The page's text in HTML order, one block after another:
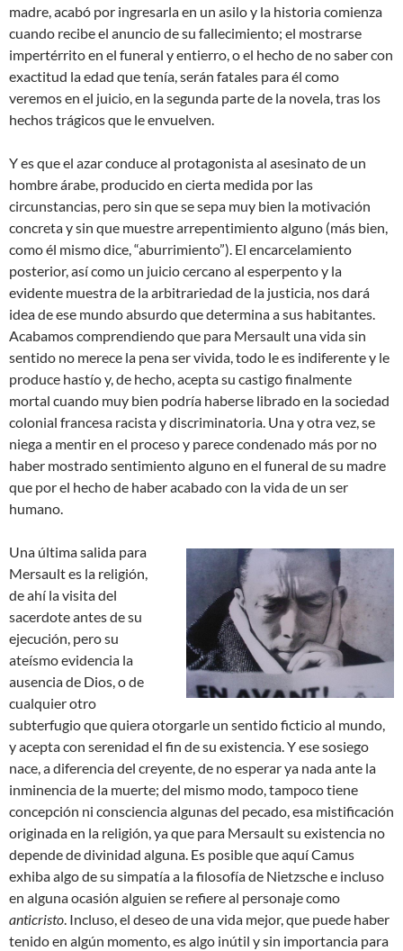
madre, acabó por ingresarla en un asilo y la historia comienza
cuando recibe el anuncio de su fallecimiento; el mostrarse
impertérrito en el funeral y entierro, o el hecho de no saber con
exactitud la edad que tenía, serán fatales para él como
veremos en el juicio, en la segunda parte de la novela, tras los
hechos trágicos que le envuelven.
Y es que el azar conduce al protagonista al asesinato de un
hombre árabe, producido en cierta medida por las
circunstancias, pero sin que se sepa muy bien la motivación
concreta y sin que muestre arrepentimiento alguno (más bien,
como él mismo dice, “aburrimiento”). El encarcelamiento
posterior, así como un juicio cercano al esperpento y la
evidente muestra de la arbitrariedad de la justicia, nos dará
idea de ese mundo absurdo que determina a sus habitantes.
Acabamos comprendiendo que para Mersault una vida sin
sentido no merece la pena ser vivida, todo le es indiferente y le
produce hastío y, de hecho, acepta su castigo finalmente
mortal cuando muy bien podría haberse librado en la sociedad
colonial francesa racista y discriminatoria. Una y otra vez, se
niega a mentir en el proceso y parece condenado más por no
haber mostrado sentimiento alguno en el funeral de su madre
que por el hecho de haber acabado con la vida de un ser
humano.
Una última salida para
Mersault es la religión,
de ahí la visita del
sacerdote antes de su
ejecución, pero su
ateísmo evidencia la
ausencia de Dios, o de
cualquier otro
subterfugio que quiera otorgarle un sentido ficticio al mundo,
y acepta con serenidad el fin de su existencia. Y ese sosiego
nace, a diferencia del creyente, de no esperar ya nada ante la
inminencia de la muerte; del mismo modo, tampoco tiene
concepción ni consciencia algunas del pecado, esa mistificación
originada en la religión, ya que para Mersault su existencia no
depende de divinidad alguna. Es posible que aquí Camus
exhiba algo de su simpatía a la filosofía de Nietzsche e incluso
en alguna ocasión alguien se refiere al personaje como
anticristo. Incluso, el deseo de una vida mejor, que puede haber
tenido en algún momento, es algo inútil y sin importancia para